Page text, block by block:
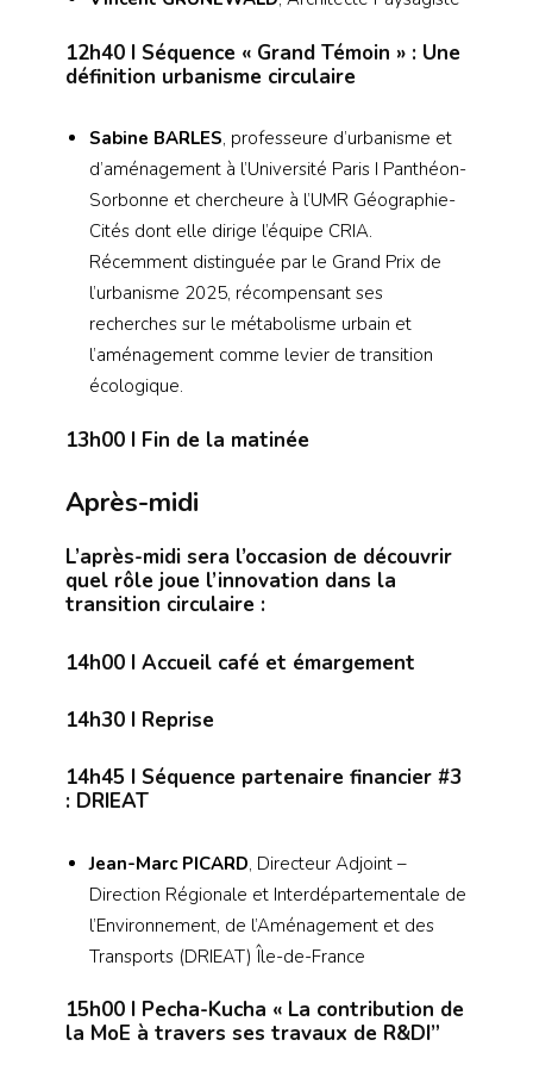
12h40 I Séquence « Grand Témoin » : Une
définition urbanisme circulaire
Sabine BARLES, professeure d’urbanisme et
d’aménagement à l’Université Paris I Panthéon-
Sorbonne et chercheure à l’UMR Géographie-
Cités dont elle dirige l’équipe CRIA.
Récemment distinguée par le Grand Prix de
l’urbanisme 2025, récompensant ses
recherches sur le métabolisme urbain et
l’aménagement comme levier de transition
écologique.
13h00 I Fin de la matinée
Après-midi
L’après-midi sera l’occasion de découvrir
quel rôle joue l’innovation dans la
transition circulaire :
14h00 I Accueil café et émargement
14h30 I Reprise
14h45 I Séquence partenaire financier #3
: DRIEAT
Jean-Marc PICARD, Directeur Adjoint –
Direction Régionale et Interdépartementale de
l’Environnement, de l’Aménagement et des
Transports (DRIEAT) Île-de-France
15h00 I Pecha-Kucha « La contribution de
la MoE à travers ses travaux de R&DI”